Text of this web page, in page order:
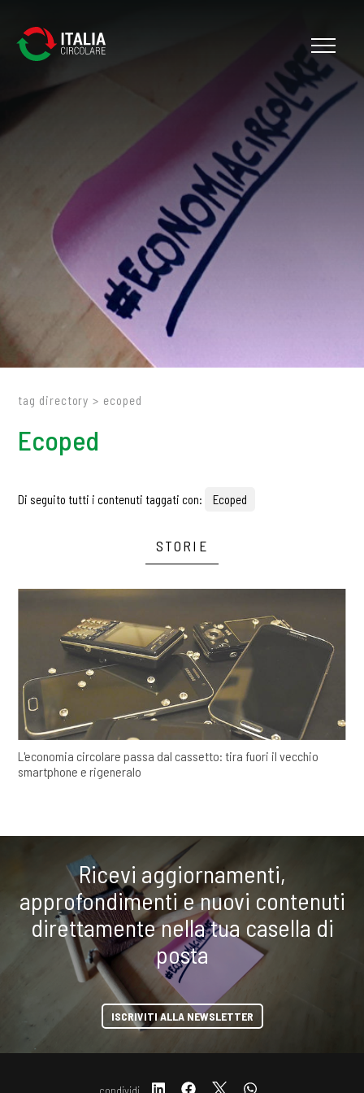
tag directory > ecoped
Ecoped
Di seguito tutti i contenuti taggati con: Ecoped
STORIE
L'economia circolare passa dal cassetto: tira fuori il vecchio
smartphone e rigeneralo
Ricevi aggiornamenti,
approfondimenti e nuovi contenuti
direttamente nella tua casella di
posta
ISCRIVITI ALLA NEWSLETTER
condividi